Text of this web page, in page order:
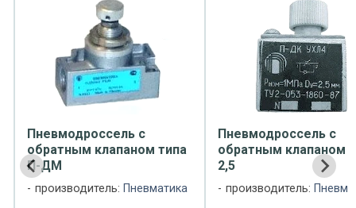
Пневмодроссель с
обратным клапаном П-ДК
2,5
производитель: Пневматика
Пневмодроссель с
глушителем типа П-
производитель: